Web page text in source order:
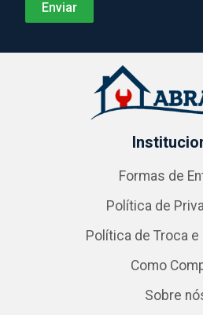
Formas de
Política de
Política de Troca
Como
Sobre